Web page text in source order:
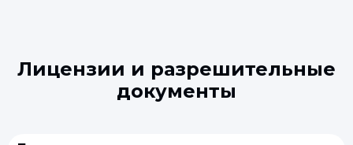
Лицензии и разрешительные
документы